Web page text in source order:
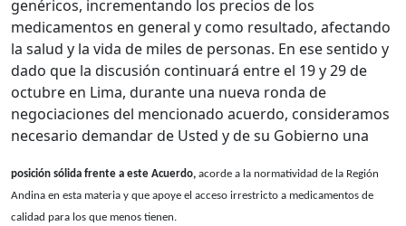
genéricos, incrementando los precios de los
medicamentos en general y como resultado, afectando
la salud y la vida de miles de personas. En ese sentido y
dado que la discusión continuará entre el 19 y 29 de
octubre en Lima, durante una nueva ronda de
negociaciones del mencionado acuerdo, consideramos
necesario demandar de Usted y de su Gobierno una
posición sólida frente a este Acuerdo, acorde a la normatividad de la Región
Andina en esta materia y que apoye el acceso irrestricto a medicamentos de
calidad para los que menos tienen.